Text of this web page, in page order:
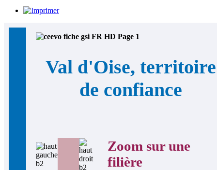
Val d'Oise, territoire
de confiance
Zoom sur une
filière